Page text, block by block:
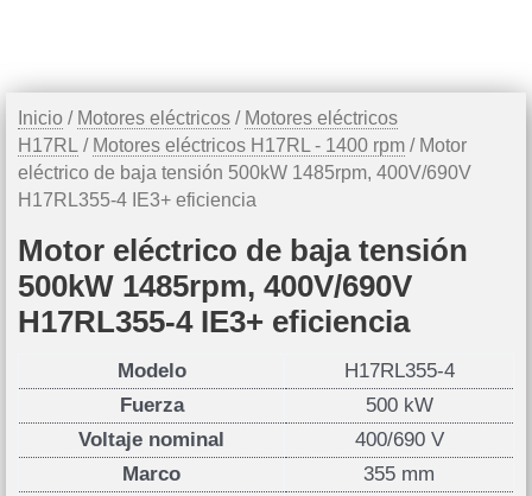
Inicio / Motores eléctricos / Motores eléctricos
H17RL / Motores eléctricos H17RL - 1400 rpm / Motor
eléctrico de baja tensión 500kW 1485rpm, 400V/690V
H17RL355-4 IE3+ eficiencia
Motor eléctrico de baja tensión
500kW 1485rpm, 400V/690V
H17RL355-4 IE3+ eficiencia
Modelo
H17RL355-4
Fuerza
500 kW
Voltaje nominal
400/690 V
Marco
355 mm